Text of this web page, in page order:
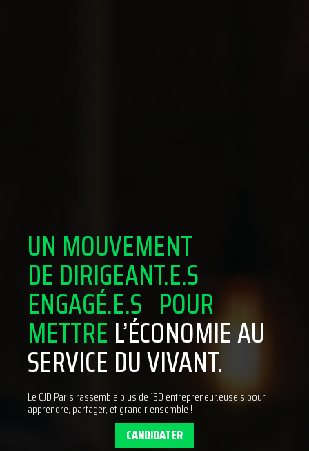
UN MOUVEMENT
DE DIRIGEANT.E.S
ENGAGÉ.E.S POUR
METTRE L’ÉCONOMIE AU
SERVICE DU VIVANT.
Le CJD Paris rassemble plus de 150 entrepreneur.euse.s pour
apprendre, partager, et grandir ensemble !
CANDIDATER